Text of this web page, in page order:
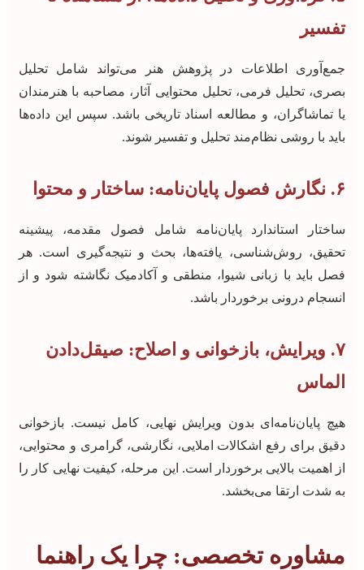
تفسیر
جمع‌آوری اطلاعات در پژوهش هنر می‌تواند شامل تحلیل
بصری، تحلیل فرمی، تحلیل محتوایی آثار، مصاحبه با هنرمندان
یا تماشاگران، و مطالعه اسناد تاریخی باشد. سپس این داده‌ها
باید با روشی نظام‌مند تحلیل و تفسیر شوند.
۶. نگارش فصول پایان‌نامه: ساختار و محتوا
ساختار استاندارد پایان‌نامه شامل فصول مقدمه، پیشینه
تحقیق، روش‌شناسی، یافته‌ها، بحث و نتیجه‌گیری است. هر
فصل باید با زبانی شیوا، منطقی و آکادمیک نگاشته شود و از
انسجام درونی برخوردار باشد.
۷. ویرایش، بازخوانی و اصلاح: صیقل‌دادن
الماس
هیچ پایان‌نامه‌ای بدون ویرایش نهایی، کامل نیست. بازخوانی
دقیق برای رفع اشکالات املایی، نگارشی، گرامری و محتوایی،
از اهمیت بالایی برخوردار است. این مرحله، کیفیت نهایی کار را
به شدت ارتقا می‌بخشد.
مشاوره تخصصی: چرا یک راهنما